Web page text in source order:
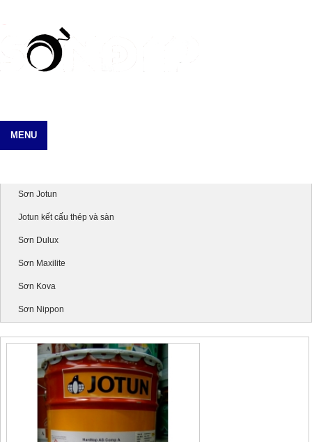
MENU
Sơn Jotun
Jotun kết cấu thép và sàn
Sơn Dulux
Sơn Maxilite
Sơn Kova
Sơn Nippon